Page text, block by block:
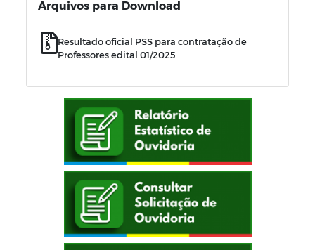
Arquivos para Download
Resultado oficial PSS para contratação de
Professores edital 01/2025